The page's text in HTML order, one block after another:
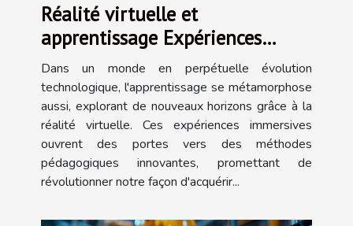
Réalité virtuelle et
apprentissage Expériences
immersives comme outils
pédagogiques de demain
Dans un monde en perpétuelle évolution
technologique, l'apprentissage se métamorphose
aussi, explorant de nouveaux horizons grâce à la
réalité virtuelle. Ces expériences immersives
ouvrent des portes vers des méthodes
pédagogiques innovantes, promettant de
révolutionner notre façon d'acquérir...